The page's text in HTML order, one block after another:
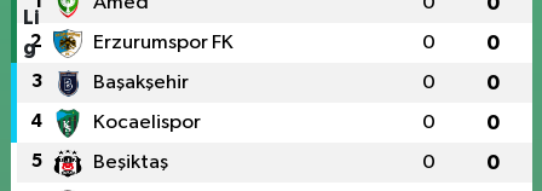
2 Erzurumspor FK 0 0
3 Başakşehir 0 0
4 Kocaelispor 0 0
5 Beşiktaş 0 0